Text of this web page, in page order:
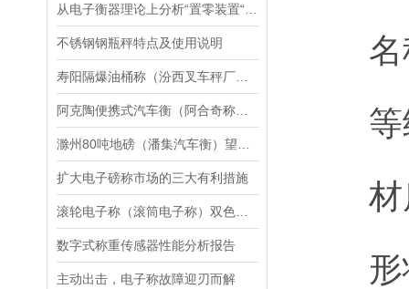
不锈钢钢瓶秤特点及使用说明
扩大电子磅称市场的三大有利措施
数字式称重传感器性能分析报告
主动出击，电子称故障迎刃而解
名
等
材
形状